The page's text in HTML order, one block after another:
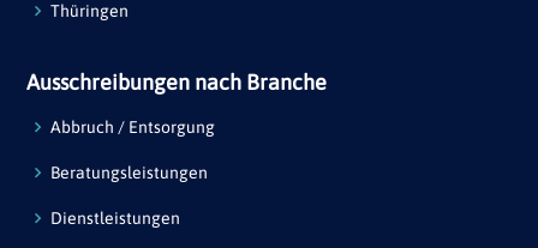
Thüringen
Ausschreibungen nach Branche
Abbruch / Entsorgung
Beratungsleistungen
Dienstleistungen